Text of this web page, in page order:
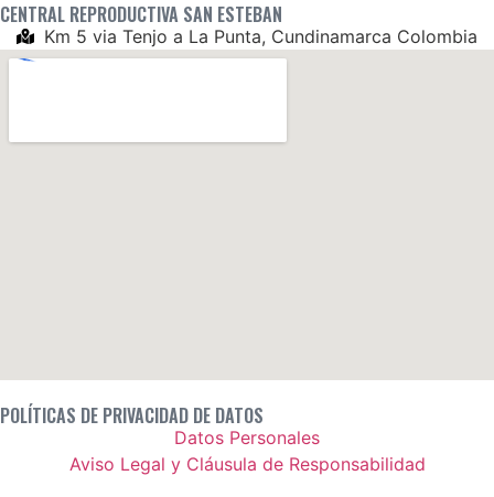
CENTRAL REPRODUCTIVA SAN ESTEBAN
Km 5 via Tenjo a La Punta, Cundinamarca Colombia
POLÍTICAS DE PRIVACIDAD DE DATOS
Datos Personales
Aviso Legal y Cláusula de Responsabilidad